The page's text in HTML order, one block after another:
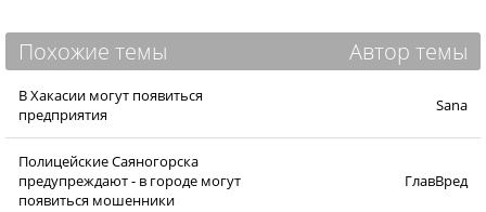
Похожие темы Автор темы
В Хакасии могут появиться
предприятия
Sana
Полицейские Саяногорска
предупреждают - в городе могут
появиться мошенники
ГлавВред